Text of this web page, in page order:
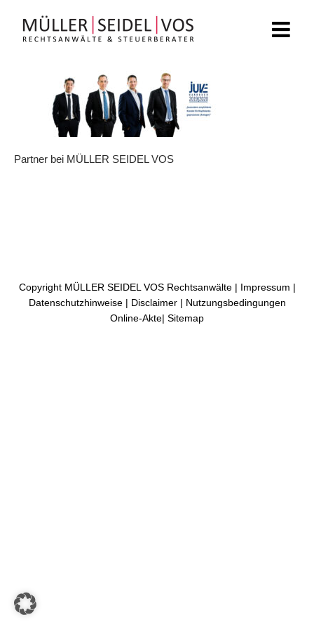
springen
Partner bei MÜLLER SEIDEL VOS
Copyright MÜLLER SEIDEL VOS Rechtsanwälte | Impressum |
Datenschutzhinweise| Disclaimer| Nutzungsbedingungen
Online-Akte| Sitemap